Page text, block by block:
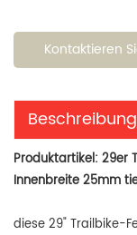
Kontaktieren
Beschreibung
Produktartikel: 29er
Innenbreite 25mm
diese29" Trailbike-